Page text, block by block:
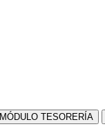
MÓDULO TESORERÍA